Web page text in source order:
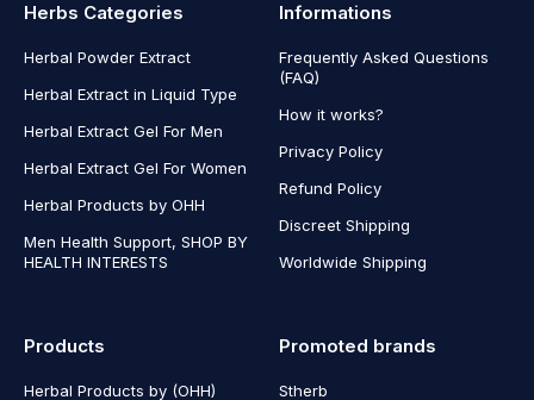
Herbs Categories
Herbal Powder Extract
Herbal Extract in Liquid Type
Herbal Extract Gel For Men
Herbal Extract Gel For Women
Herbal Products by OHH
Men Health Support, SHOP BY
HEALTH INTERESTS
Informations
Frequently Asked Questions
(FAQ)
How it works?
Privacy Policy
Refund Policy
Discreet Shipping
Worldwide Shipping
Products
Herbal Products by (OHH)
Promoted brands
Stherb